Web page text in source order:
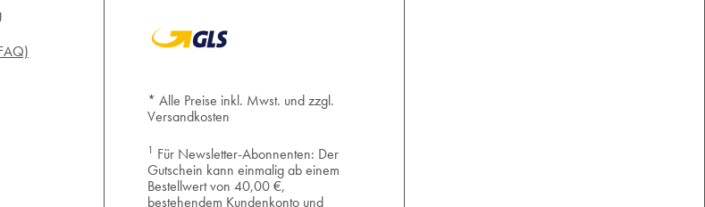
* Alle Preise inkl. Mwst. und zzgl.
Versandkosten
1 Für Newsletter-Abonnenten: Der
Gutschein kann einmalig ab einem
Bestellwert von 40,00 €,
bestehendem Kundenkonto und